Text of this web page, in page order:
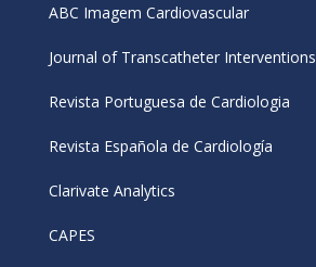
ABC Imagem Cardiovascular
Journal of Transcatheter Interventions
Revista Portuguesa de Cardiologia
Revista Española de Cardiología
Clarivate Analytics
CAPES